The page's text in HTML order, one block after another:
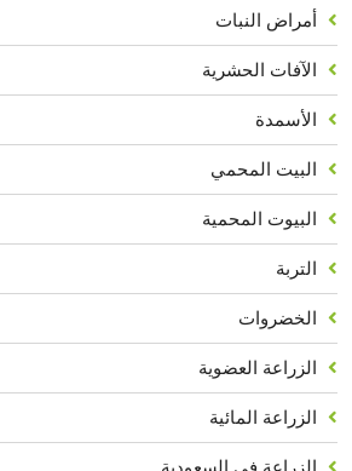
أمراض النبات
الآفات الحشرية
الأسمدة
البيت المحمي
البيوت المحمية
التربة
الخضروات
الزراعة العضوية
الزراعة المائية